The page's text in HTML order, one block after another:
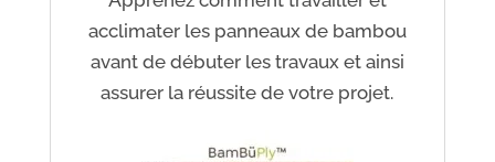
acclimater les panneaux de bambou
avant de débuter les travaux et ainsi
assurer la réussite de votre projet.